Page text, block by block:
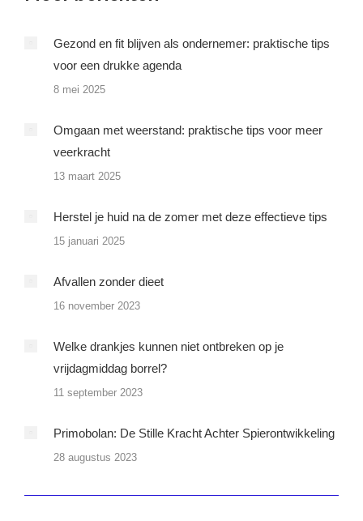
Gezond en fit blijven als ondernemer: praktische tips
voor een drukke agenda
8 mei 2025
Omgaan met weerstand: praktische tips voor meer
veerkracht
13 maart 2025
Herstel je huid na de zomer met deze effectieve tips
15 januari 2025
Afvallen zonder dieet
16 november 2023
Welke drankjes kunnen niet ontbreken op je
vrijdagmiddag borrel?
11 september 2023
Primobolan: De Stille Kracht Achter Spierontwikkeling
28 augustus 2023